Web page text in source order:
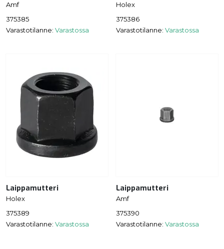
Amf
375385
Varastotilanne: Varastossa
Holex
375386
Varastotilanne: Varastossa
Laippamutteri
Holex
375389
Varastotilanne: Varastossa
Laippamutteri
Amf
375390
Varastotilanne: Varastossa